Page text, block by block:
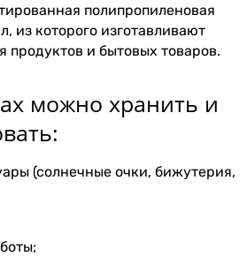
полипропиленовая
из которого изготавливают
продуктов и бытовых товаров.
можно хранить и
(солнечные очки, бижутерия,